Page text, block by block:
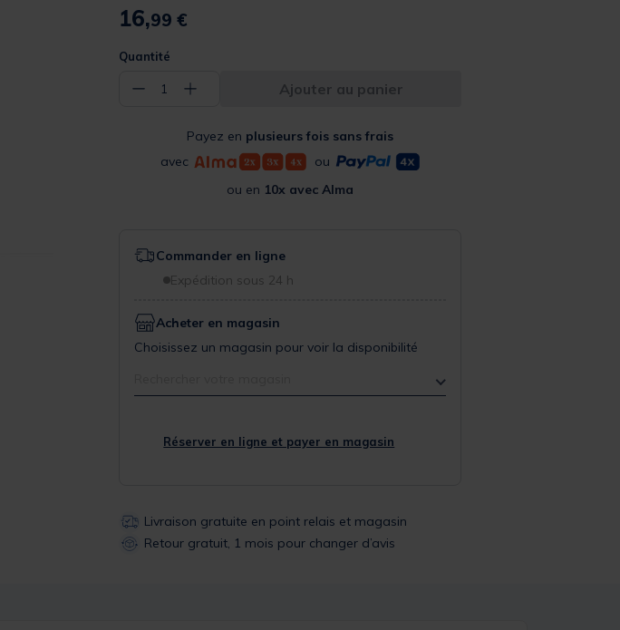
16,99 €
Quantité
− 1 + Ajouter au panier
Payez en plusieurs fois sans frais
avec
ou
ou en 10x avec Alma
Commander en ligne
Expédition sous 24 h
Acheter en magasin
Choisissez un magasin pour voir la disponibilité
Réserver en ligne et payer en magasin
Livraison gratuite en point relais et magasin
Retour gratuit, 1 mois pour changer d’avis